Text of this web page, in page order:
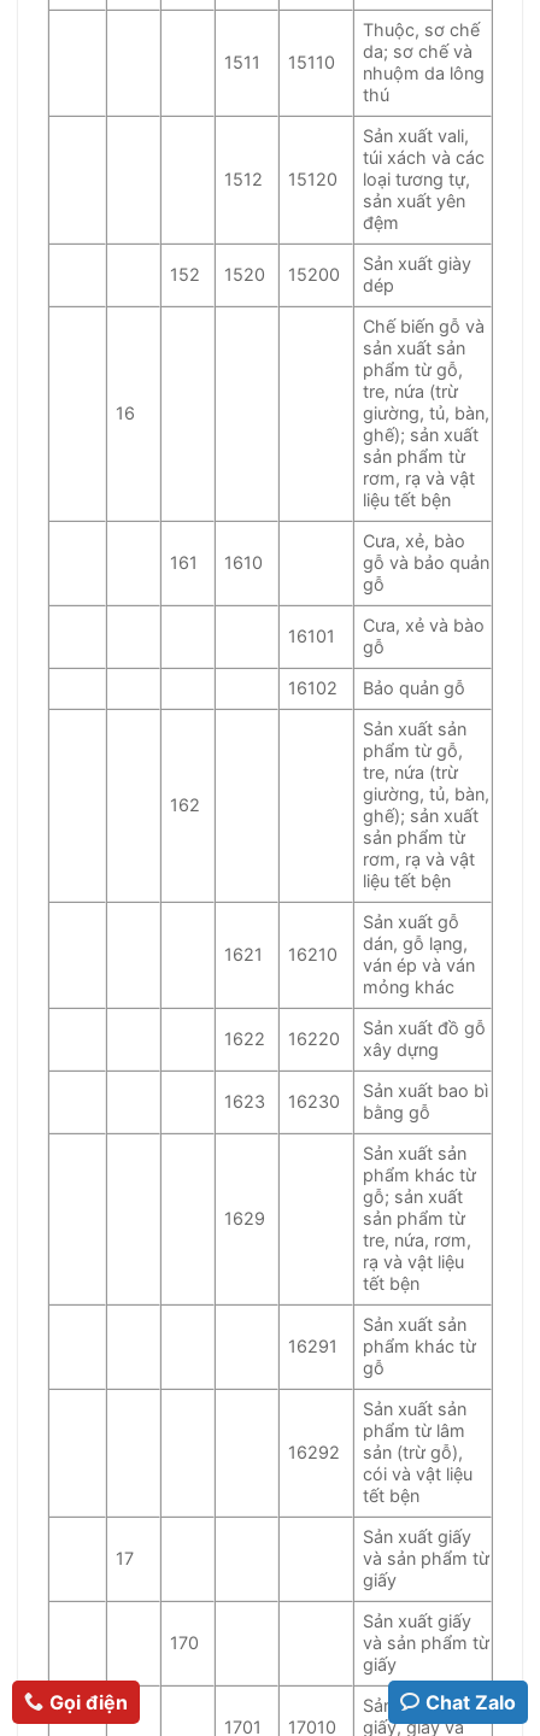
1511 15110
Thuộc, sơ chế
da; sơ chế và
nhuộm da lông
thú
1512 15120
Sản xuất vali,
túi xách và các
loại tương tự,
sản xuất yên
đệm
152 1520 15200
Sản xuất giày
dép
16
Chế biến gỗ và
sản xuất sản
phẩm từ gỗ,
tre, nứa (trừ
giường, tủ, bàn,
ghế); sản xuất
sản phẩm từ
rơm, rạ và vật
liệu tết bện
161 1610
Cưa, xẻ, bào
gỗ và bảo quản
gỗ
16101
Cưa, xẻ và bào
gỗ
16102
Bảo quản gỗ
162
Sản xuất sản
phẩm từ gỗ,
tre, nứa (trừ
giường, tủ, bàn,
ghế); sản xuất
sản phẩm từ
rơm, rạ và vật
liệu tết bện
1621 16210
Sản xuất gỗ
dán, gỗ lạng,
ván ép và ván
mỏng khác
1622 16220
Sản xuất đồ gỗ
xây dựng
1623 16230
Sản xuất bao bì
bằng gỗ
1629
Sản xuất sản
phẩm khác từ
gỗ; sản xuất
sản phẩm từ
tre, nứa, rơm,
rạ và vật liệu
tết bện
16291
Sản xuất sản
phẩm khác từ
gỗ
16292
Sản xuất sản
phẩm từ lâm
sản (trừ gỗ),
cói và vật liệu
tết bện
17
Sản xuất giấy
và sản phẩm từ
giấy
170
Sản xuất giấy
và sản phẩm từ
giấy
1701 17010
Sản xuất bột
giấy, giấy và
Gọi điện Chat Zalo